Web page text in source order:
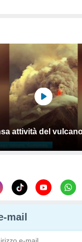
attività del
mail